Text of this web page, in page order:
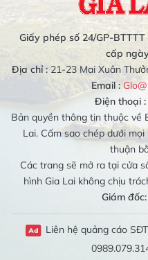
Giấy phép số 24/GP-
cấp
Địa chỉ :21-23 Mai Xuân
Email :
Điện thoại :
Bản quyền thông tin thuộc về
Lai. Cấm sao chép dưới
thuận
Các trang sẽ mở ra tại cửa
hình Gia Lai không chịu
Giám đốc:
Liên hệ quảng cáo